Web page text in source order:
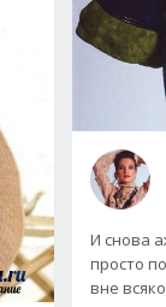
И снова
просто
вне